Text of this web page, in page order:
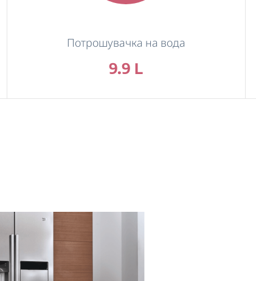
Потрошувачка на вода
9.9 L